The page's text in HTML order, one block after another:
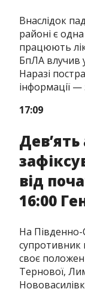
Внаслідок
районі є
працюють
БпЛА влучив
Наразі
інформації —
17:09
від
16:00
На
супротивник
своє
Тернової,